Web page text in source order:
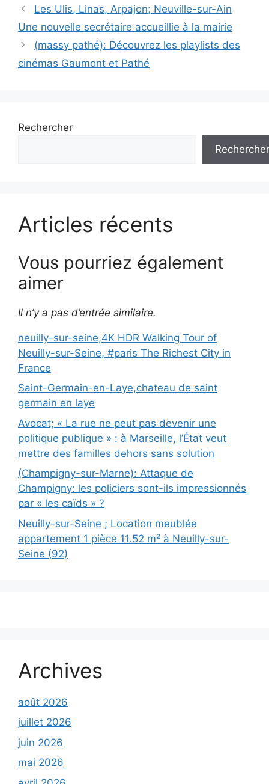
Navigation
des
Les Ulis, Linas, Arpajon; Neuville-sur-Ain
Une nouvelle secrétaire accueillie à la mairie
(massy pathé): Découvrez les playlists des
cinémas Gaumont et Pathé
Rechercher
Rechercher
Articles récents
Vous pourriez également
aimer
Il n’y a pas d’entrée similaire.
neuilly-sur-seine,4K HDR Walking Tour of
Neuilly-sur-Seine, #paris The Richest City in
France
Saint-Germain-en-Laye,chateau de saint
germain en laye
Avocat; « La rue ne peut pas devenir une
politique publique » : à Marseille, l’État veut
mettre des familles dehors sans solution
(Champigny-sur-Marne): Attaque de
Champigny: les policiers sont-ils impressionnés
par « les caïds » ?
Neuilly-sur-Seine ; Location meublée
appartement 1 pièce 11.52 m² à Neuilly-sur-
Seine (92)
Archives
août 2026
juillet 2026
juin 2026
mai 2026